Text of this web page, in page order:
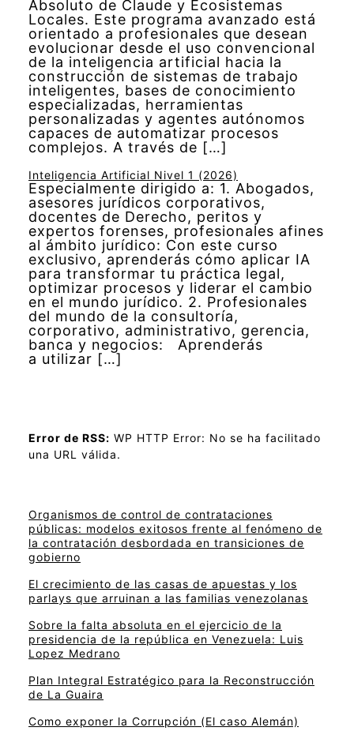
Absoluto de Claude y Ecosistemas
Locales. Este programa avanzado está
orientado a profesionales que desean
evolucionar desde el uso convencional
de la inteligencia artificial hacia la
construcción de sistemas de trabajo
inteligentes, bases de conocimiento
especializadas, herramientas
personalizadas y agentes autónomos
capaces de automatizar procesos
complejos. A través de […]
Inteligencia Artificial Nivel 1 (2026)
Especialmente dirigido a: 1. Abogados,
asesores jurídicos corporativos,
docentes de Derecho, peritos y
expertos forenses, profesionales afines
al ámbito jurídico: Con este curso
exclusivo, aprenderás cómo aplicar IA
para transformar tu práctica legal,
optimizar procesos y liderar el cambio
en el mundo jurídico. 2. Profesionales
del mundo de la consultoría,
corporativo, administrativo, gerencia,
banca y negocios: Aprenderás
a utilizar […]
Error de RSS: WP HTTP Error: No se ha facilitado
una URL válida.
Organismos de control de contrataciones
públicas: modelos exitosos frente al fenómeno de
la contratación desbordada en transiciones de
gobierno
El crecimiento de las casas de apuestas y los
parlays que arruinan a las familias venezolanas
Sobre la falta absoluta en el ejercicio de la
presidencia de la república en Venezuela: Luis
Lopez Medrano
Plan Integral Estratégico para la Reconstrucción
de La Guaira
Como exponer la Corrupción (El caso Alemán)